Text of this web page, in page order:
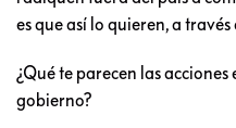
es que así lo quieren, a
¿Qué te parecen las
gobierno?